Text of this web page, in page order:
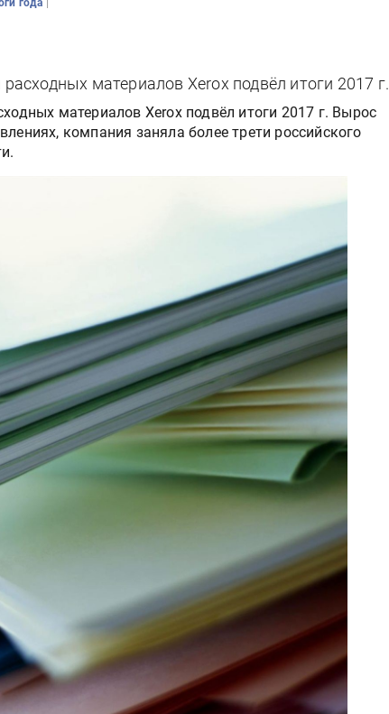
года
материалов Xerox подвёл итоги 2017 г.
материалов Xerox подвёл итоги 2017 г. Вырос
компания заняла более трети российского